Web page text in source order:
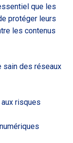
que les
protéger leurs
les contenus
sain des réseaux
risques